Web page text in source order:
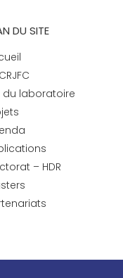
DU SITE
du laboratoire
– HDR